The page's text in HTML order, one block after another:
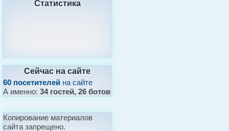
Статистика
Сейчас на сайте
60 посетителей на сайте
А именно:34 гостей, 26 ботов
Копирование материалов
сайта запрещено.